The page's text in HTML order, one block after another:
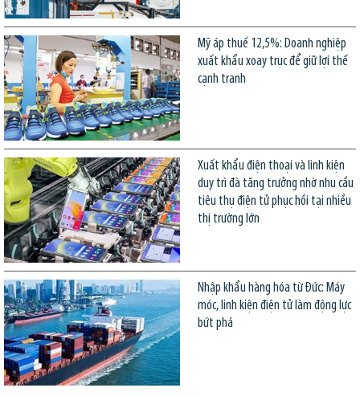
Mỹ áp thuế 12,5%: Doanh nghiệp
xuất khẩu xoay trục để giữ lợi thế
cạnh tranh
Xuất khẩu điện thoại và linh kiện
duy trì đà tăng trưởng nhờ nhu cầu
tiêu thụ điện tử phục hồi tại nhiều
thị trường lớn
Nhập khẩu hàng hóa từ Đức: Máy
móc, linh kiện điện tử làm động lực
bứt phá